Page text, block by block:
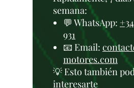
semana:
💬 WhatsApp:
931
📧 Email:
motores.com
💡 Esto también
interesarte